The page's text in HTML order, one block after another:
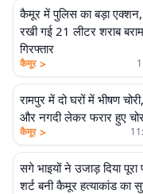
कैमूर में पुलिस का बड़ा
रखी गई 21 लीटर शराब
गिरफ्तार
कैमूर >
रामपुर में दो घरों में भीषण
और नगदी लेकर फरार हुए
कैमूर >
सगे भाइयों ने उजाड़ दिया पूरा
शर्ट बनी कैमूर हत्याकांड का